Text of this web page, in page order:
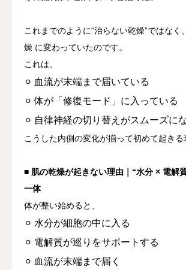
これまでのように“治らない乾燥”ではなく、
燥 に変わっていたのです。
これは、
⚪︎ 血流が末端まで届いている
⚪︎ 体が「修復モード」に入っている
⚪︎ 自律神経の切り替えがスムーズに
こうした内側の変化が揃って初めて起きる
■ 肌の乾燥が起きない理由｜“水分 × 電解
一体
体が整い始めると、
⚪︎ 水分が細胞の中に入る
⚪︎ 電解質が巡りをサポートする
⚪︎ 血流が末端まで届く
空席確認 / WEB予約する